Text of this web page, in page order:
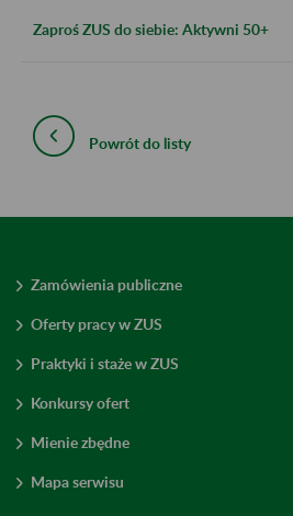
Zaproś ZUS do siebie: Aktywni 50+
Powrót do listy
Zamówienia publiczne
Oferty pracy w ZUS
Praktyki i staże w ZUS
Konkursy ofert
Mienie zbędne
Mapa serwisu